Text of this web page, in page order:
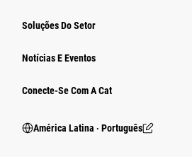
Soluções Do Setor
Notícias E Eventos
Conecte-Se Com A Cat
América Latina ‧ Português